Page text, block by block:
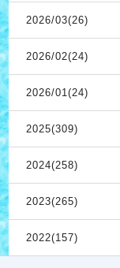
2026/03(26)
2026/02(24)
2026/01(24)
2025(309)
2024(258)
2023(265)
2022(157)